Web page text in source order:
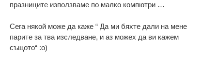
празниците използваме по малко компютри …
Сега някой може да каже “ Да ми бяхте дали на мене
парите за тва изследване, и аз можех да ви кажем
същото“ :о)